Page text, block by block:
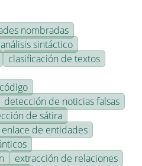
nombradas
análisis sintáctico
clasificación de textos
detección de noticias falsas
de sátira
enlace de entidades
extracción de relaciones